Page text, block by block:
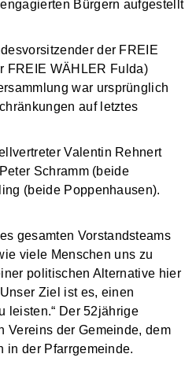
Bürgern aufgestellt
der FREIE
FREIE WÄHLER Fulda)
war ursprünglich
auf letztes
Valentin Rehnert
Schramm (beide
(beide Poppenhausen).
gesamten Vorstandsteams
viele Menschen uns zu
politischen Alternative hier
Ziel ist es, einen
leisten.“ Der 52jährige
Vereins der Gemeinde, dem
in der Pfarrgemeinde.